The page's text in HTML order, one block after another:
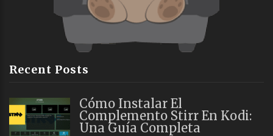
Recent Posts
Cómo Instalar El
Complemento Stirr En Kodi:
Una Guía Completa